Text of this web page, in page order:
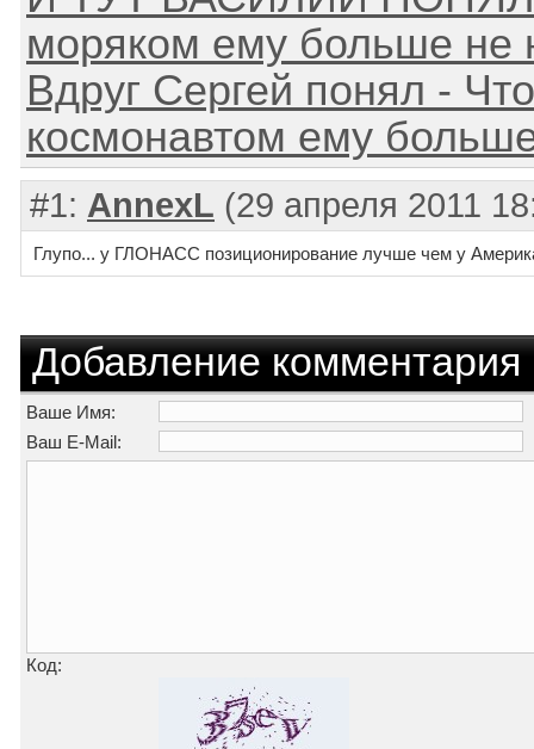
моряком ему больше не
Вдруг Сергей понял -
космонавтом ему
#1: AnnexL (29 апреля 2011
Глупо... у ГЛОНАСС позиционирование лучше чем у
Добавление комментария
Ваше Имя:
Ваш E-Mail:
Код: